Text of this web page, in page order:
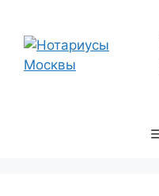
содержимому